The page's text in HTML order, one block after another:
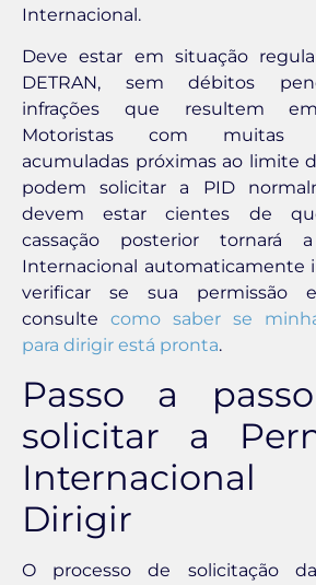
Internacional.
Deve estar em situação
DETRAN, sem débitos
infrações que resultem em
Motoristas com muitas
acumuladas próximas ao limite
podem solicitar a PID
devem estar cientes de
cassação posterior tornará
Internacional automaticamente
verificar se sua permissão
consulte como saber se
para dirigir está pronta.
Passo a
solicitar a
Dirigir
O processo de solicitação